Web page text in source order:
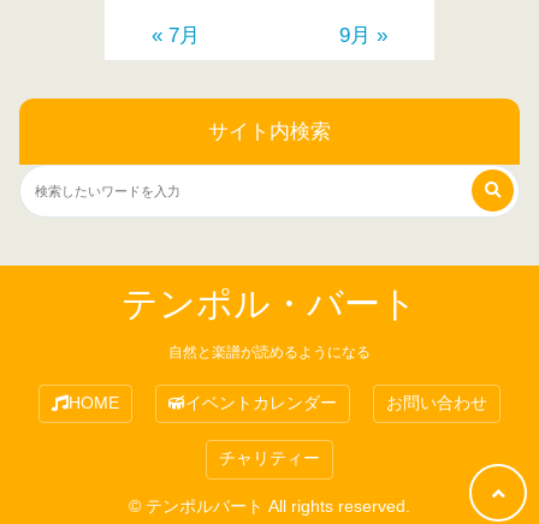
« 7月 9月 »
サイト内検索
テンポル・バート
自然と楽譜が読めるようになる
HOME イベントカレンダー お問い合わせ
チャリティー
© テンポルバート All rights reserved.